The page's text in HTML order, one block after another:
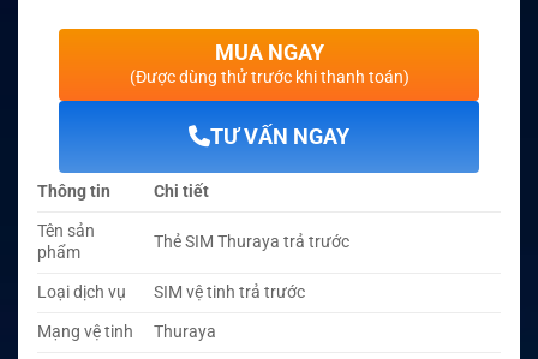
MUA NGAY
(Được dùng thử trước khi thanh toán)
TƯ VẤN NGAY
Thông tin
Chi tiết
Tên sản
phẩm
Thẻ SIM Thuraya trả trước
Loại dịch vụ
SIM vệ tinh trả trước
Mạng vệ tinh
Thuraya